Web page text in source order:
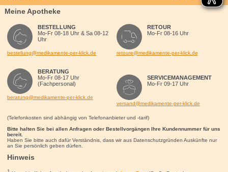
Meine Apotheke
BESTELLUNG
Mo-Fr 08-18 Uhr & Sa 08-12
Uhr
bestellung@medikamente-per-klick.de
BERATUNG
Mo-Fr 08-17 Uhr
(Fachpersonal)
beratung@medikamente-per-klick.de
RETOUR
Mo-Fr 08-16 Uhr
retoure@medikamente-per-klick.de
SERVICEMANAGEMENT
Mo-Fr 09-17 Uhr
versand@medikamente-per-klick.de
(Telefonkosten sind abhängig von Telefonanbieter und -tarif)
Bitte halten Sie bei allen Anfragen oder Bestellvorgängen Ihre Kundennummer für uns
bereit.
Haben Sie bitte auch dafür Verständnis, dass wir aus Datenschutzgründen Auskünfte nur
an Sie persönlich geben dürfen.
Hinweis